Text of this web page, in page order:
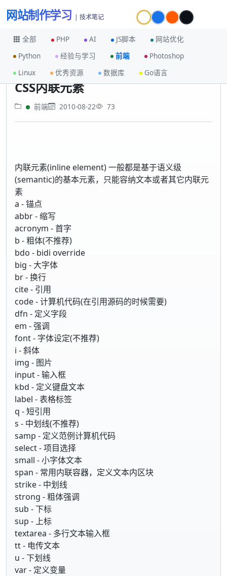
网站制作学习 | 技术笔记
全部 PHP AI JS脚本
网站优化
Python
经验与学习 前端
Photoshop
Linux
优秀资源 数据库 Go语言
首页 CSS内联元素
CSS内联元素
前端 2010-08-22 73
内联元素(inline element) 一般都是基于语义级
(semantic)的基本元素，只能容纳文本或者其它内联元
素
a - 锚点
abbr - 缩写
acronym - 首字
b - 粗体(不推荐)
bdo - bidi override
big - 大字体
br - 换行
cite - 引用
code - 计算机代码(在引用源码的时候需要)
dfn - 定义字段
em - 强调
font - 字体设定(不推荐)
i - 斜体
img - 图片
input - 输入框
kbd - 定义键盘文本
label - 表格标签
q - 短引用
s - 中划线(不推荐)
samp - 定义范例计算机代码
select - 项目选择
small - 小字体文本
span - 常用内联容器，定义文本内区块
strike - 中划线
strong - 粗体强调
sub - 下标
sup - 上标
textarea - 多行文本输入框
tt - 电传文本
u - 下划线
var - 定义变量